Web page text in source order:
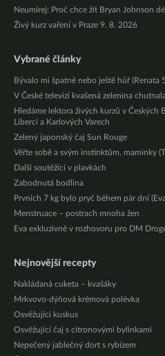
Neumírej: Proč chce žít Bryan Johnson
Živý kurz vaření v Praze 9. 8. 2026
Vybrané články
Bývalo mi špatně nebo ještě hůř (Renata
V České televizi kvašená zelenina chutnala
Hledáme lektora živých kurzů v Českých
Liberci a Karlových Varech
Zelený japonský čaj Sun Rouge
Věřte sobě a svým instinktům, maminky
Další soutěžící v plavkách
Zabodnutá bodlina
Prvních 7 kg bylo pryč během pár dní
Menstruace – postrach mnoha žen
Eva exkluzivně v rozhovoru pro DM
Nejnovější recepty
Nakládaná cuketa – kvašáky
Mrkvovo-dýňová krémová polévka
Osvěžující kuskus
Osvěžující čaj s citronovými bylinkami
Nepečený jablečný dort s rybízem